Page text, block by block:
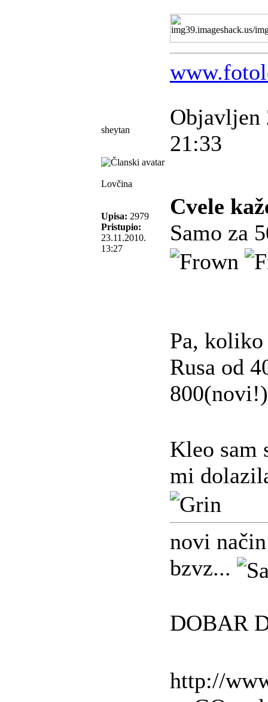
sheytan
Objavljen
21:33
Lovčina
Upisa: 2979
Pristupio:
23.11.2010.
13:27
Cvele
Samo za
Pa,
Rusa od
Kleo sam
mi
novi
bzvz...
DOBAR
http://